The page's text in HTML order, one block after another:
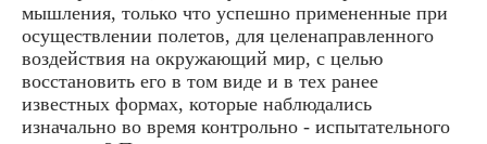
мышления, только что успешно примененные при
осуществлении полетов, для целенаправленного
воздействия на окружающий мир, с целью
восстановить его в том виде и в тех ранее
известных формах, которые наблюдались
изначально во время контрольно - испытательного